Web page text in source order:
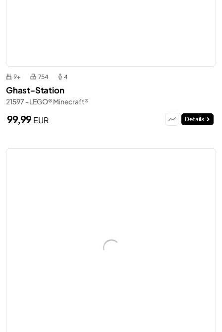
9+ 754 4
Ghast-Station
21597 - LEGO® Minecraft®
99,99EUR Details